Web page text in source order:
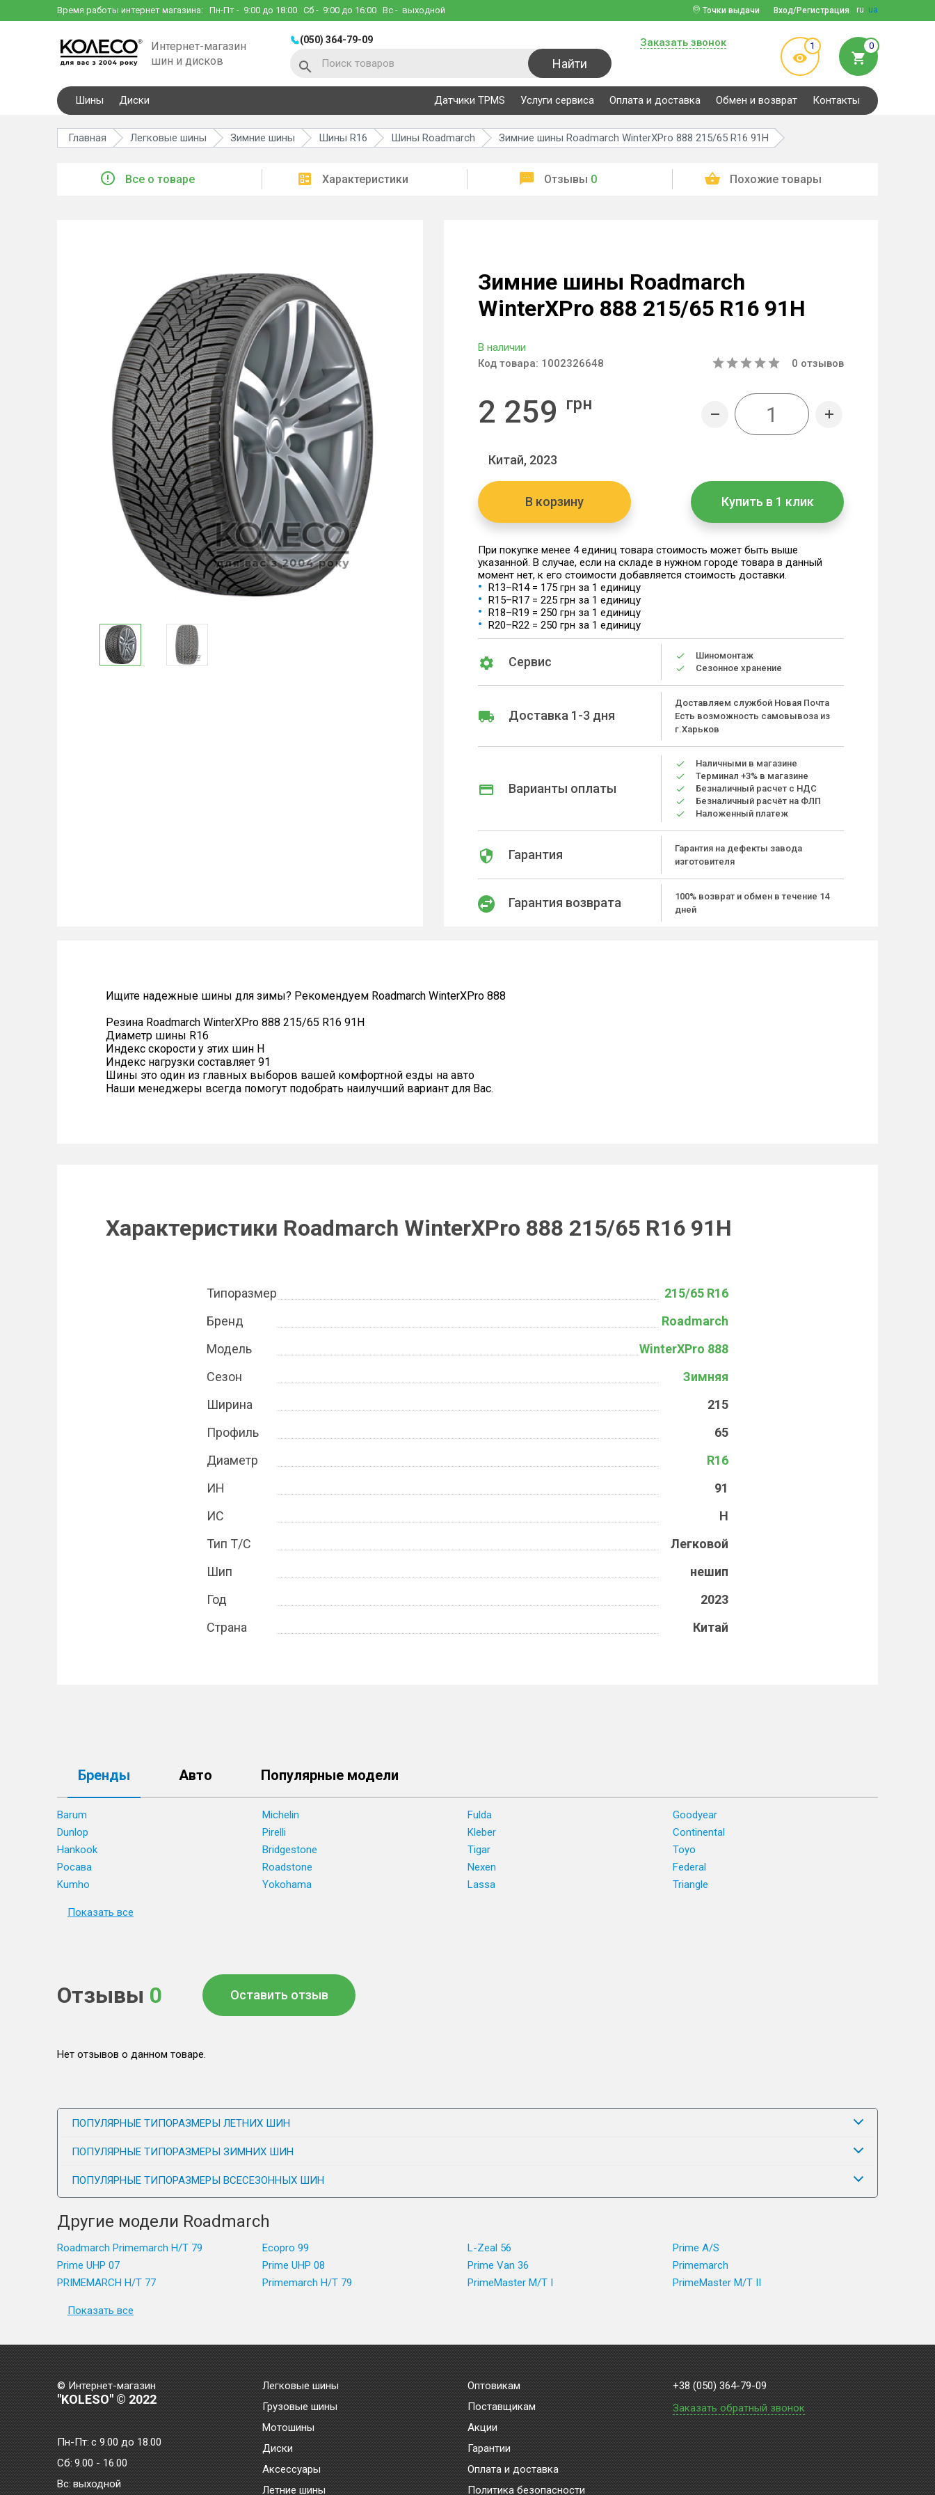
Время работы интернет магазина: Пн-Пт - 9:00 до 18:00 Сб - 9:00 до 16:00 Вс - выходной ru ua
Вход/Регистрация
Точки выдачи
Интернет-магазин
шин и дисков
(050) 364-79-09
Найти
Заказать звонок 1 0
Шины Диски Датчики TPMS Услуги сервиса Оплата и доставка Обмен и возврат Контакты
Главная Легковые шины Зимние шины Шины R16 Шины Roadmarch Зимние шины Roadmarch WinterXPro 888 215/65 R16 91H
Все о товаре Характеристики Отзывы 0 Похожие товары
Зимние шины Roadmarch
WinterXPro 888 215/65 R16 91H
В наличии
Код товара: 1002326648 0 отзывов
2 259 грн
Китай, 2023
В корзину Купить в 1 клик
При покупке менее 4 единиц товара стоимость может быть выше
указанной. В случае, если на складе в нужном городе товара в данный
момент нет, к его стоимости добавляется стоимость доставки.
R13–R14 = 175 грн за 1 единицу
R15–R17 = 225 грн за 1 единицу
R18–R19 = 250 грн за 1 единицу
R20–R22 = 250 грн за 1 единицу
Сервис
Шиномонтаж
Сезонное хранение
Доставка 1-3 дня
Доставляем службой Новая Почта
Есть возможность самовывоза из
г.Харьков
Варианты оплаты
Наличными в магазине
Терминал +3% в магазине
Безналичный расчет с НДС
Безналичный расчёт на ФЛП
Наложенный платеж
Гарантия
Гарантия на дефекты завода
изготовителя
Гарантия возврата
100% возврат и обмен в течение 14
дней
Ищите надежные шины для зимы? Рекомендуем Roadmarch WinterXPro 888
Резина Roadmarch WinterXPro 888 215/65 R16 91H
Диаметр шины R16
Индекс скорости у этих шин H
Индекс нагрузки составляет 91
Шины это один из главных выборов вашей комфортной езды на авто
Наши менеджеры всегда помогут подобрать наилучший вариант для Вас.
Характеристики Roadmarch WinterXPro 888 215/65 R16 91H
Типоразмер
215/65 R16
Бренд
Roadmarch
Модель
WinterXPro 888
Сезон
Зимняя
Ширина
215
Профиль
65
Диаметр
R16
ИН
91
ИС
H
Тип Т/С
Легковой
Шип
нешип
Год
2023
Страна
Китай
Бренды Авто Популярные модели
Barum Michelin Fulda
Goodyear
Dunlop
Pirelli Kleber
Continental
Hankook
Bridgestone Tigar
Toyo
Росава
Roadstone Nexen
Federal
Kumho
Yokohama Lassa Triangle
Показать все
Отзывы 0 Оставить отзыв
Нет отзывов о данном товаре.
ПОПУЛЯРНЫЕ ТИПОРАЗМЕРЫ ЛЕТНИХ ШИН
ПОПУЛЯРНЫЕ ТИПОРАЗМЕРЫ ЗИМНИХ ШИН
ПОПУЛЯРНЫЕ ТИПОРАЗМЕРЫ ВСЕСЕЗОННЫХ ШИН
Другие модели Roadmarch
Roadmarch Primemarch H/T 79 Ecopro 99 L-Zeal 56
Prime A/S
Prime UHP 07
Prime UHP 08 Prime Van 36
Primemarch
PRIMEMARCH H/T 77
Primemarch H/T 79 PrimeMaster M/T I PrimeMaster M/T II
Показать все
© Интернет-магазин
"KOLESO" © 2022
Пн-Пт:с 9.00 до 18.00
Сб: 9.00 - 16.00
Bc: выходной
Легковые шины
Грузовые шины
Мотошины
Диски
Аксессуары
Летние шины
Оптовикам
Поставщикам
Акции
Гарантии
Оплата и доставка
Политика безопасности
+38 (050) 364-79-09
Заказать обратный звонок